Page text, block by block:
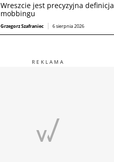
Wreszcie jest precyzyjna definicja
mobbingu
Grzegorz Szafraniec 6 sierpnia 2026